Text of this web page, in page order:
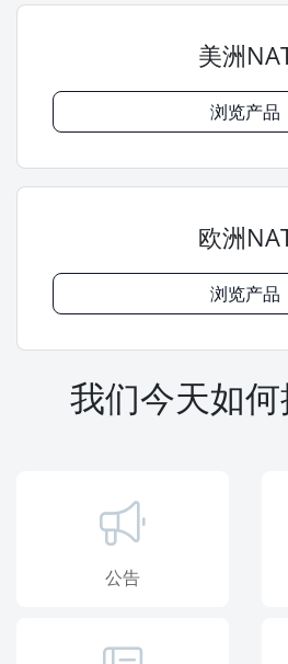
美洲
浏览产品
欧洲
浏览产品
我们今天如
公告